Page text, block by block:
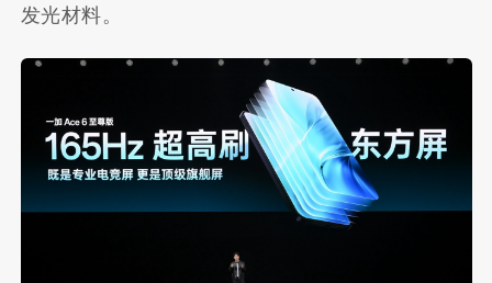
发光材料。